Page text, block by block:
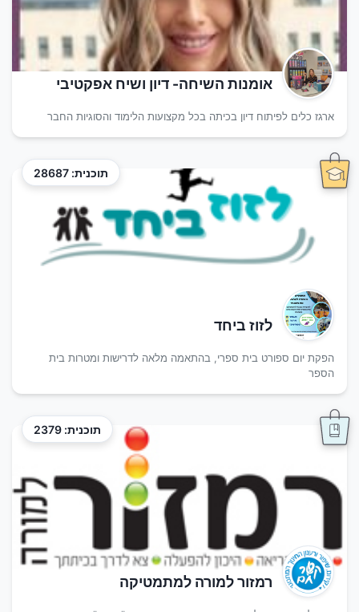
אומנות השיחה- דיון ושיח אפקטיבי
ארגז כלים לפיתוח דיון בכיתה בכל מקצועות הלימוד והסוגיות החבר
תוכנית: 28687
לזוז ביחד
הפקת יום ספורט בית ספרי, בהתאמה מלאה לדרישות ומטרות בית
הספר
תוכנית: 2379
רמזור למורה למתמטיקה